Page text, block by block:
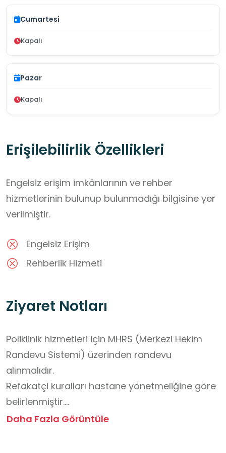
Cumartesi
Kapalı
Pazar
Kapalı
Erişilebilirlik Özellikleri
Engelsiz erişim imkânlarının ve rehber
hizmetlerinin bulunup bulunmadığı bilgisine yer
verilmiştir.
Engelsiz Erişim
Rehberlik Hizmeti
Ziyaret Notları
Poliklinik hizmetleri için MHRS (Merkezi Hekim
Randevu Sistemi) üzerinden randevu
alınmalıdır.
Refakatçi kuralları hastane yönetmeliğine göre
belirlenmiştir.
Acil servis hizmeti bu binada verilmemektedir.
Daha Fazla Görüntüle